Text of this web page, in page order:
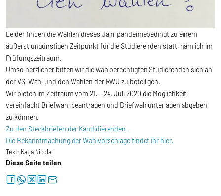
Leider finden die Wahlen dieses Jahr pandemiebedingt zu einem
äußerst ungünstigen Zeitpunkt für die Studierenden statt, nämlich im
Prüfungszeitraum.
Umso herzlicher bitten wir die wahlberechtigten Studierenden sich an
der VS-Wahl und den Wahlen der RWU zu beteiligen.
Wir bieten im Zeitraum vom 21. - 24. Juli 2020 die Möglichkeit,
vereinfacht Briefwahl beantragen und Briefwahlunterlagen abgeben
zu können.
Zu den Steckbriefen der Kandidierenden.
Die Bekanntmachung der Wahlvorschläge findet ihr hier.
Text: Katja Nicolai
Diese Seite teilen
facebookwhatsapptwitterlinkedinletter